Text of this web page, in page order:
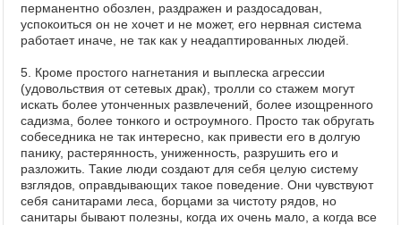
перманентно обозлен, раздражен и раздосадован,
успокоиться он не хочет и не может, его нервная система
работает иначе, не так как у неадаптированных людей.
5. Кроме простого нагнетания и выплеска агрессии
(удовольствия от сетевых драк), тролли со стажем могут
искать более утонченных развлечений, более изощренного
садизма, более тонкого и остроумного. Просто так обругать
собеседника не так интересно, как привести его в долгую
панику, растерянность, униженность, разрушить его и
разложить. Такие люди создают для себя целую систему
взглядов, оправдывающих такое поведение. Они чувствуют
себя санитарами леса, борцами за чистоту рядов, но
санитары бывают полезны, когда их очень мало, а когда все